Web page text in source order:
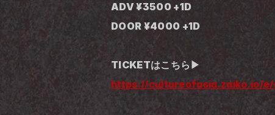
ADV ¥3500 +1D
DOOR ¥4000 +1D
TICKETはこちら▶︎
https://cultureofasia.zaiko.io/